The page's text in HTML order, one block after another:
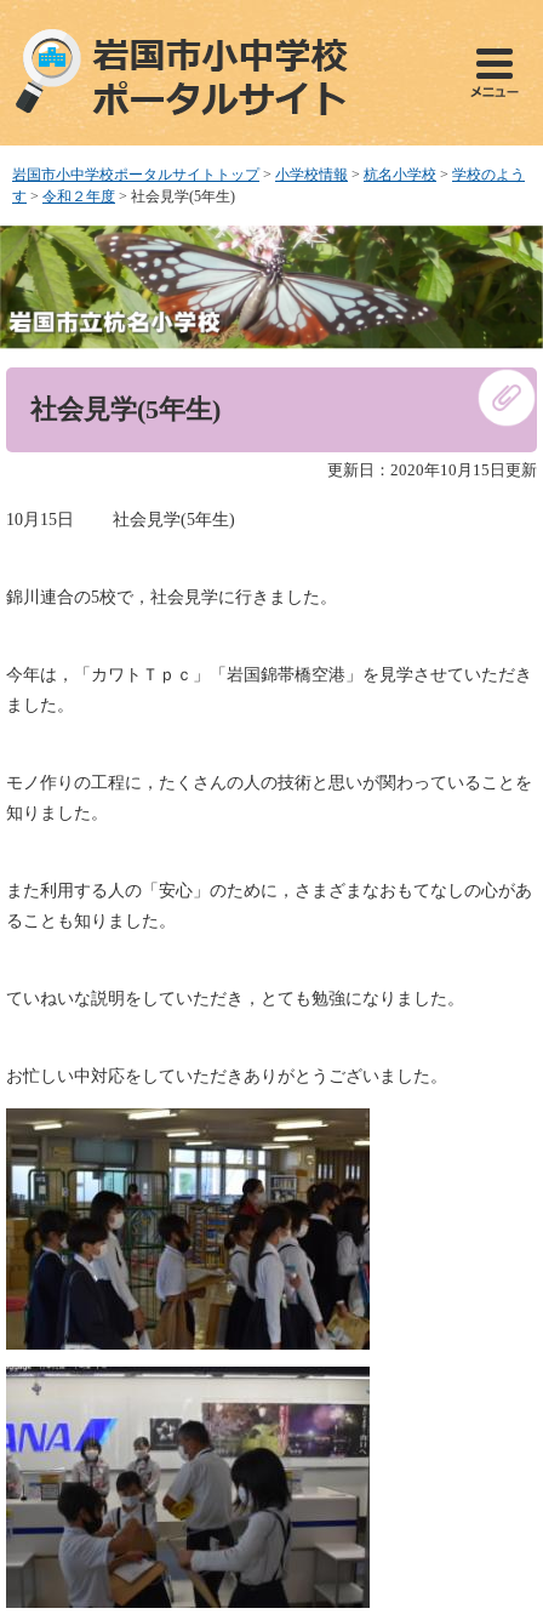
ペ
で
す
メ
ば
し
本
文
へ
岩国市小中学校ポータルサイトトップ > 小学校情報 > 杭名小学校 > 学校のよう
す > 令和２年度 > 社会見学(5年生)
社会見学(5年生)
更新日：2020年10月15日更新
10月15日 社会見学(5年生)
錦川連合の5校で，社会見学に行きました。
今年は，「カワトＴｐｃ」「岩国錦帯橋空港」を見学させていただき
ました。
モノ作りの工程に，たくさんの人の技術と思いが関わっていることを
知りました。
また利用する人の「安心」のために，さまざまなおもてなしの心があ
ることも知りました。
ていねいな説明をしていただき，とても勉強になりました。
お忙しい中対応をしていただきありがとうございました。